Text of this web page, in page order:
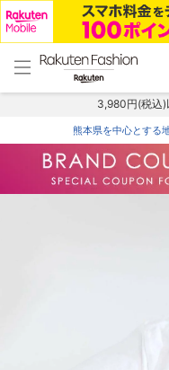
menu home
トップ
3,980円(税込)
熊本県を中心とする